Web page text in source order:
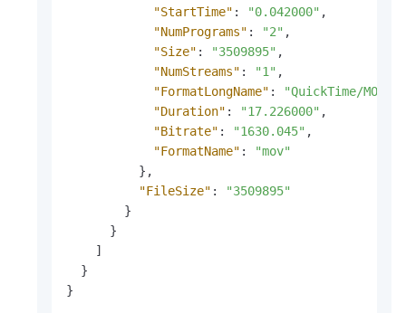
"StartTime" : "0.042000" ,
"NumPrograms" : "2" ,
"Size" : "3509895" ,
"NumStreams" : "1" ,
"FormatLongName" : "QuickTime/MOV"
"Duration" : "17.226000" ,
"Bitrate" : "1630.045" ,
"FormatName" :
"mov"
} ,
"FileSize" :
"3509895"
}
}
]
}
}